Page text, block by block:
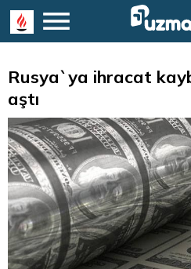
Rusya`ya ihracat
aştı